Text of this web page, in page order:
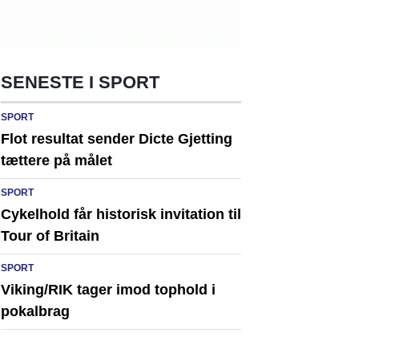
SENESTE I SPORT
SPORT
Flot resultat sender Dicte Gjetting
tættere på målet
SPORT
Cykelhold får historisk invitation til
Tour of Britain
SPORT
Viking/RIK tager imod tophold i
pokalbrag